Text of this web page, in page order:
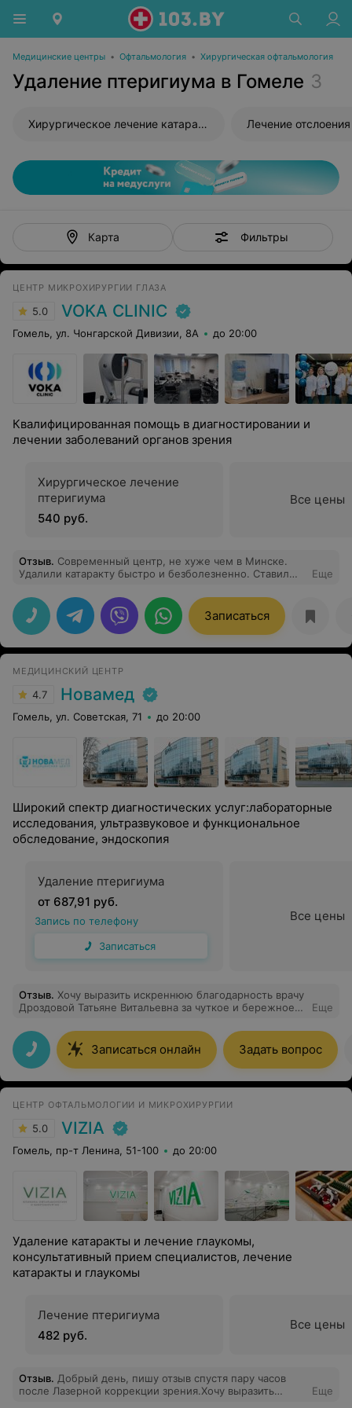
Медицинские центры • Офтальмология • Хирургическая офтальмология
Удаление птеригиума в Гомеле 3
Хирургическое лечение катаракты Лечение
Карта Фильтры
ЦЕНТР МИКРОХИРУРГИИ ГЛАЗА
5.0 VOKA CLINIC
Гомель, ул. Чонгарской Дивизии, 8А до 20:00
Квалифицированная помощь в диагностировании и
лечении заболеваний органов зрения
Хирургическое лечение
птеригиума
540 руб.
Все цены
Отзыв. Современный центр, не хуже чем в Минске.
Удалили катаракту быстро и безболезненно. Ставил
смотрю без очков. Это просто чудо! Спасибо врачам за
возможность жить полноценной жизнью.
Еще
Записаться
МЕДИЦИНСКИЙ ЦЕНТР
4.7 Новамед
Гомель, ул. Советская, 71 до 20:00
Широкий спектр диагностических услуг:лабораторные
исследования, ультразвуковое и функциональное
обследование, эндоскопия
Удаление птеригиума
от 687,91 руб.
Запись по телефону
Записаться
Все цены
Отзыв. Хочу выразить искреннюю благодарность врачу
Дроздовой Татьяне Витальевна за чуткое и бережное
Еще
Записаться онлайн Задать вопрос
ЦЕНТР ОФТАЛЬМОЛОГИИ И МИКРОХИРУРГИИ
5.0 VIZIA
Гомель, пр-т Ленина, 51-100 до 20:00
Удаление катаракты и лечение глаукомы,
консультативный прием специалистов, лечение
катаракты и глаукомы
Лечение птеригиума
482 руб.
Все цены
Отзыв. Добрый день, пишу отзыв спустя пару часов
после Лазерной коррекции зрения.Хочу выразить
Еще